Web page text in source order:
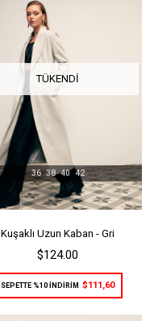
TÜKENDI
Kuşaklı Uzun Kaban - Gri
$124.00
36 38 40 42
SEPETTE %10 İNDİRİM $111,60